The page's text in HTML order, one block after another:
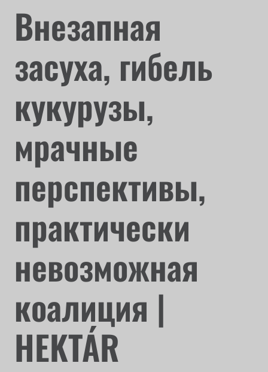
Внезапная
засуха, гибель
кукурузы,
мрачные
перспективы,
практически
невозможная
коалиция |
HEKTÁR